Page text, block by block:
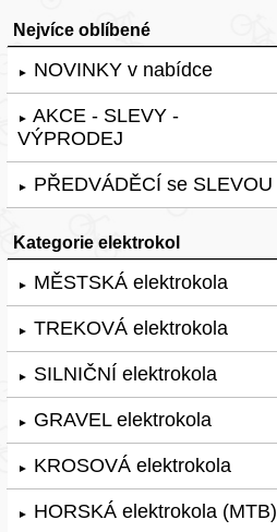
Nejvíce oblíbené
► NOVINKY v nabídce
► AKCE - SLEVY -
VÝPRODEJ
► PŘEDVÁDĚCÍ se SLEVOU
Kategorie elektrokol
► MĚSTSKÁ elektrokola
► TREKOVÁ elektrokola
► SILNIČNÍ elektrokola
► GRAVEL elektrokola
► KROSOVÁ elektrokola
► HORSKÁ elektrokola (MTB)